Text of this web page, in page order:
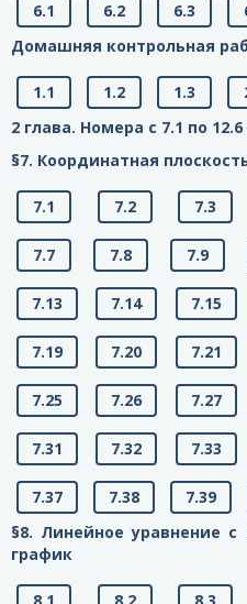
6.1 6.2 6.3
Домашняя контрольная
1.1 1.2 1.3
2 глава. Номера с 7.1 по
§7. Координатная
7.1 7.2 7.3
7.7 7.8 7.9
7.13 7.14 7.15
7.19 7.20 7.21
7.25 7.26 7.27
7.31 7.32 7.33
7.37 7.38 7.39
§8. Линейное уравнение
график